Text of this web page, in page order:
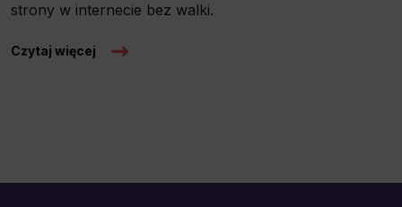
strony w internecie bez walki.
Czytaj więcej